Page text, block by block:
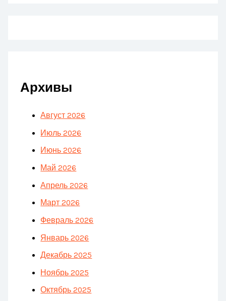
Архивы
Август 2026
Июль 2026
Июнь 2026
Май 2026
Апрель 2026
Март 2026
Февраль 2026
Январь 2026
Декабрь 2025
Ноябрь 2025
Октябрь 2025